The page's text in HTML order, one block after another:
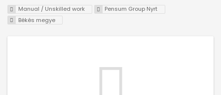
Manual / Unskilled work
Pensum Group Nyrt
Békés megye